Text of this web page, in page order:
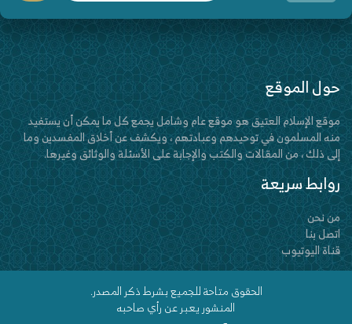
حول الموقع
موقع الإسلام العتيق هو موقع عام وشامل يجمع كل ما يمكن أن يستفيد
منه المسلمون في توحيدهم وعبادتهم ، ويكشف عن أخلاق المفسدين وما
إلى ذلك ، من المقالات والكتب والإجابة على الأسئلة والوثائق وغيرها.
روابط سريعة
من نحن
اتصل بنا
قناة اليوتيوب
الحقوق متاحة للجميع بشرط ذكر المصدر.
المنشور يعبر عن رأي صاحبه